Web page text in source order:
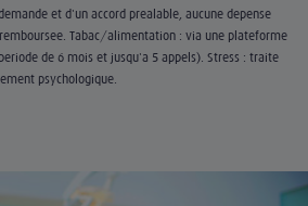
et d'un accord préalable, aucune dépense
Tabac/alimentation : via une plateforme
de 6 mois et jusqu'à 5 appels). Stress : traité
psychologique.